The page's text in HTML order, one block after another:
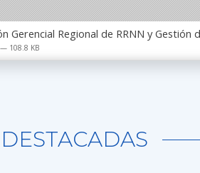
Gerencial Regional de RRNN y Gestión
108.8 KB
DESTACADAS